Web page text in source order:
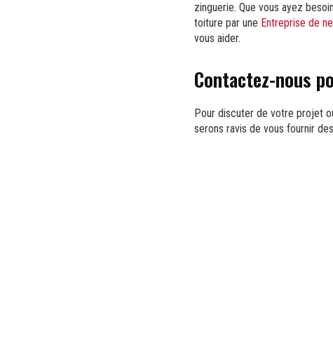
zinguerie. Que vous ayez
toiture par une Entreprise de
vous aider.
Contactez-nous
Pour discuter de votre projet
serons ravis de vous fournir